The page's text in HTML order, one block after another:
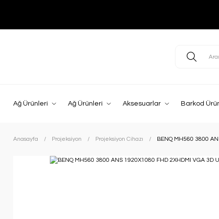
Ağ Ürünleri Ağ Ürünleri Aksesuarlar Barkod
Anasayfa Projeksiyon Projeksiyon Cihazı BENQ MH560 3800